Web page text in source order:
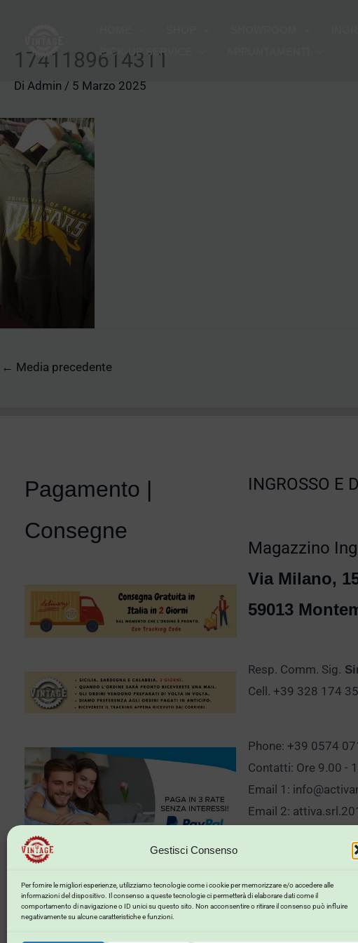
Gestisci Consenso
Per fornire le migliori esperienze, utilizziamo tecnologie come i cookie per memorizzare e/o accedere alle
informazioni del dispositivo. Il consenso a queste tecnologie ci permetterà di elaborare dati come il
comportamento di navigazione o ID unici su questo sito. Non acconsentire o ritirare il consenso può influire
negativamente su alcune caratteristiche e funzioni.
contenuto
PICK-UP SERVICE
1741189614311
Di Admin / 5 Marzo 2025
← Media precedente
Pagamento |
Consegne
INGROSSO E
Magazzino
Via Milano,
59013
Resp. Comm. Sig.
Cell. +39 328 174
Phone: +39 0574
Contatti: Ore 9.00 -
Email 1:
Email 2:
Clicca qui per